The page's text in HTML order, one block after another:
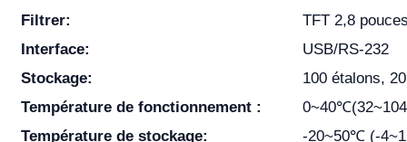
Filtrer:
TFT 2,8
Interface:
USB/RS-232
Stockage:
100 étalons,
Température de fonctionnement :
Température de stockage:
-20~50℃ (-